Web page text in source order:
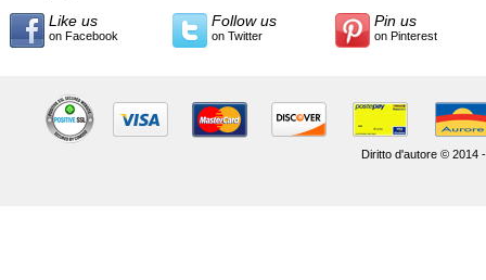
Like us
on Facebook
Follow us
on Twitter
Pin us
on Pinterest
Diritto d'autore © 2014